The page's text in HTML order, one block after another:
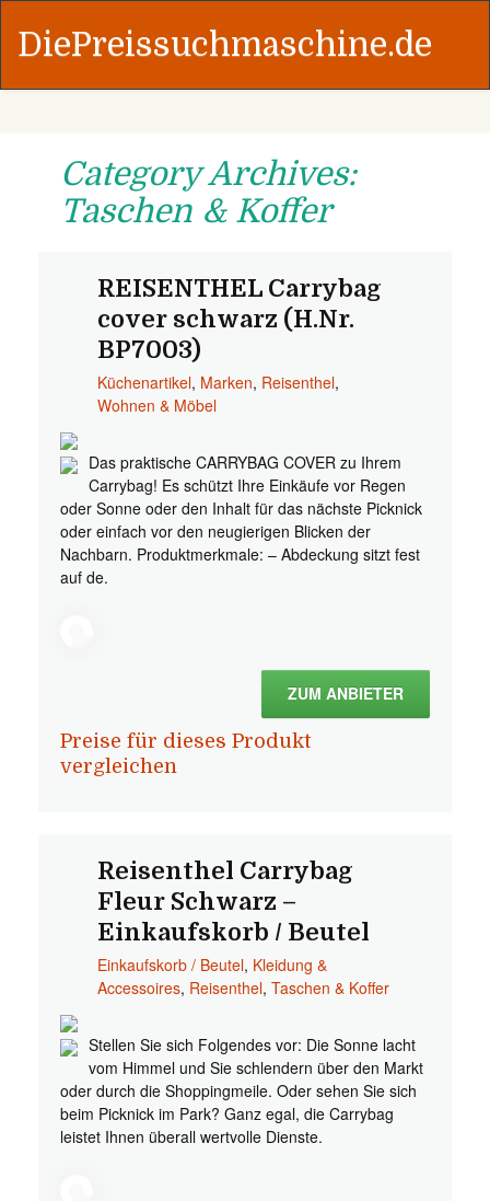
DiePreissuchmaschine.de
Category Archives:
Taschen & Koffer
REISENTHEL Carrybag
cover schwarz (H.Nr.
BP7003)
Küchenartikel, Marken, Reisenthel,
Wohnen & Möbel
Das praktische CARRYBAG COVER zu Ihrem
Carrybag! Es schützt Ihre Einkäufe vor Regen
oder Sonne oder den Inhalt für das nächste Picknick
oder einfach vor den neugierigen Blicken der
Nachbarn. Produktmerkmale: – Abdeckung sitzt fest
auf de.
ZUM ANBIETER
Preise für dieses Produkt
vergleichen
Reisenthel Carrybag
Fleur Schwarz –
Einkaufskorb / Beutel
Einkaufskorb / Beutel, Kleidung &
Accessoires, Reisenthel, Taschen & Koffer
Stellen Sie sich Folgendes vor: Die Sonne lacht
vom Himmel und Sie schlendern über den Markt
oder durch die Shoppingmeile. Oder sehen Sie sich
beim Picknick im Park? Ganz egal, die Carrybag
leistet Ihnen überall wertvolle Dienste.